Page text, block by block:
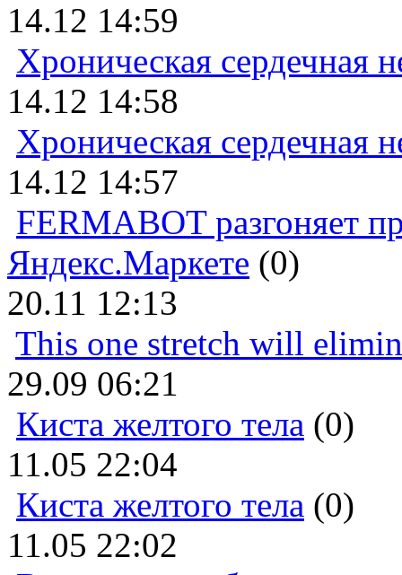
14.12 14:59
Хроническая сердечная
14.12 14:58
Хроническая сердечная
14.12 14:57
FERMABOT разгоняет
Яндекс.Маркете (0)
20.11 12:13
This one stretch will
29.09 06:21
Киста желтого тела (0)
11.05 22:04
Киста желтого тела (0)
11.05 22:02